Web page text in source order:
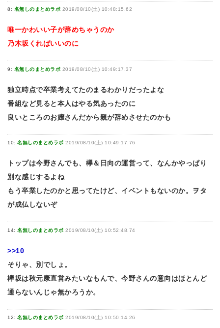
8: 名無しのまとめラボ 2019/08/10(土) 10:48:15.62
唯一かわいい子が辞めちゃうのか
乃木坂くればいいのに
9: 名無しのまとめラボ 2019/08/10(土) 10:49:17.37
独立時点で卒業考えてたのまるわかりだったよな
番組など見ると本人はやる気あったのに
良いところのお嬢さんだから親が辞めさせたのかも
10: 名無しのまとめラボ 2019/08/10(土) 10:49:17.76
トップは今野さんでも、欅＆日向の運営って、なんかやっぱり
別な感じするよね
もう卒業したのかと思ってたけど、イベントもないのか。ヲタ
が成仏しないぞ
14: 名無しのまとめラボ 2019/08/10(土) 10:52:48.74
>>10
そりゃ、別でしょ。
欅坂は秋元康直営みたいなもんで、今野さんの意向はほとんど
通らないんじゃ無かろうか。
12: 名無しのまとめラボ 2019/08/10(土) 10:50:14.26